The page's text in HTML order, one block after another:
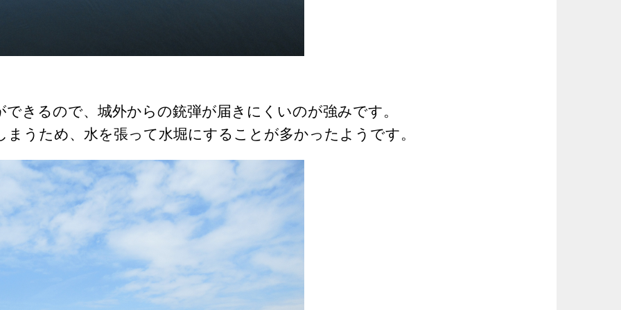
きるので、城外からの銃弾が届きにくいのが強みです。
うため、水を張って水堀にすることが多かったようです。